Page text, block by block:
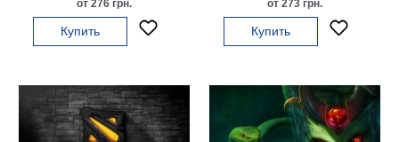
холсте
размеров
от 276 грн.
Купить
от 273 грн.
Купить